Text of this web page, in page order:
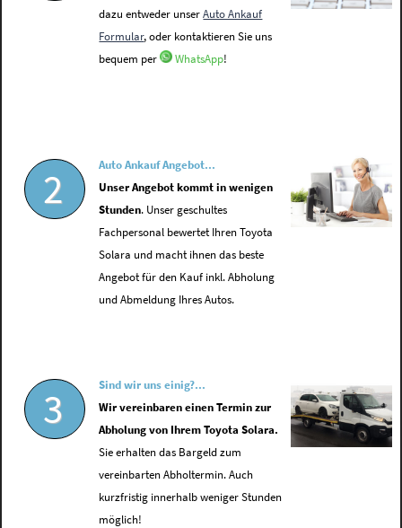
dazu entweder unserAuto Ankauf
Formular, oder kontaktieren Sie uns
bequem per
WhatsApp!
2
Auto Ankauf Angebot...
Unser Angebot kommt in wenigen
Stunden. Unser geschultes
Fachpersonal bewertet Ihren Toyota
Solara und macht ihnen das beste
Angebot für den Kauf inkl. Abholung
und Abmeldung Ihres Autos.
3
Sind wir uns einig?...
Wir vereinbaren einen Termin zur
Abholung von Ihrem Toyota Solara.
Sie erhalten das Bargeld zum
vereinbarten Abholtermin. Auch
kurzfristig innerhalb weniger Stunden
möglich!